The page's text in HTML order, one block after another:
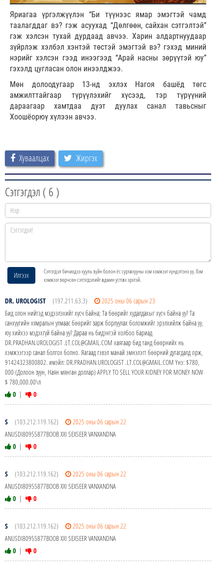
Яриагаа үргэлжүүлэн “Би түүнээс ямар эмэгтэй чамд
таалагддаг вэ? гэж асуухад “Дөлгөөн, сайхан сэтгэлтэй”
гэж хэлсэн тухай дурдаад авчээ. Харин алдартнуудаар
зүйрлэж хэлбэл хэнтэй төстэй эмэгтэй вэ? гэхэд миний
нэрийг хэлсэн гээд инээгээд “Арай насны зөрүүтэй юу”
гэхэлд цугласан олон инээлджээ.
Мөн долоодугаар 13-нд эхлэх Нагоя башёд төгс
амжилттайгаар түрүүлэхийг хүсээд, тэр түрүүний
дараагаар хамтдаа дуэт дуулах санал тавьсныг
Хоошёорюү хүлээн авчээ.
Хуваалцах Жиргэх
Сэтгэгдэл ( 6 )
Илгээх
Сэтгэгдэл бичихдээ хууль зүйн болон ёс суртахууны хэм хэмжээг хүндэтгэнэ үү. Хэм
хэмжээг зөрчсөн сэтгэгдэлийг админ устгах эрхтэй.
DR. UROLOGIST (197.211.63.3)
2025 оны 06 сарын 23
Бид олон нийтэд мэдээлэхийг хүсч байна; Та бөөрийг худалдахыг хүсч байна уу? Та
санхүүгийн хямралын улмаас бөөрийг зарж борлуулах боломжийг эрэлхийлж байна уу,
юу хийхээ мэдэхгүй байна уу? Дараа нь бидэнтэй холбоо бариад
DR.PRADHAN.UROLOGIST .LT.COL@GMAIL.COM хаягаар бид танд бөөрнийх нь
хэмжээгээр санал болгох болно. Яагаад гэвэл манай эмнэлэгт бөөрний дутагдалд орж,
91424323800802. имэйл: DR.PRADHAN.UROLOGIST .LT.COL@GMAIL.COM Yнэ: $780,
000 (Долоон зуун, Наян мянган доллар) APPLY TO SELL YOUR KIDNEY FOR MONEY NOW
$ 780,000.00\n
0 | 0
S (103.212.119.162)
2025 оны 06 сарын 22
ANUSDI80955877BOOB XXI SEXSEER VANXANDNA
0 | 0
S (103.212.119.162)
2025 оны 06 сарын 22
ANUSDI80955877BOOB XXI SEXSEER VANXANDNA
0 | 0
S (103.212.119.162)
2025 оны 06 сарын 22
ANUSDI80955877BOOB XXI SEXSEER VANXANDNA
0 | 0